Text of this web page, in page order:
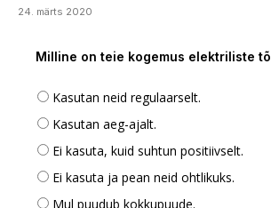
24. märts 2020
Milline on teie kogemus elektriliste
Kasutan neid regulaarselt.
Kasutan aeg-ajalt.
Ei kasuta, kuid suhtun positiivselt.
Ei kasuta ja pean neid ohtlikuks.
Mul puudub kokkupuude.